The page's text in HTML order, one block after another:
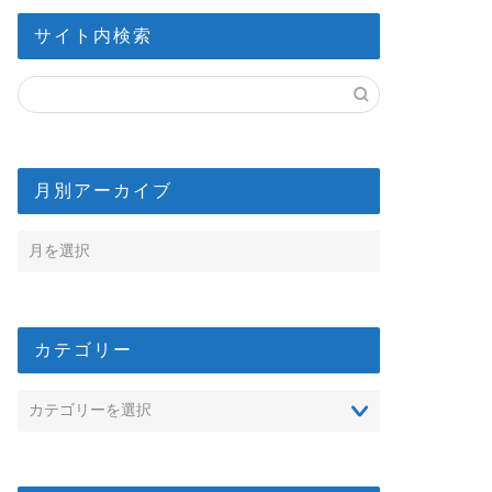
サイト内検索
月別アーカイブ
カテゴリー